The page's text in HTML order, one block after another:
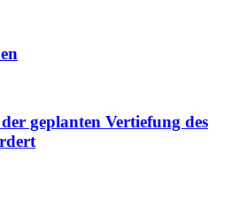
geplanten Vertiefung des